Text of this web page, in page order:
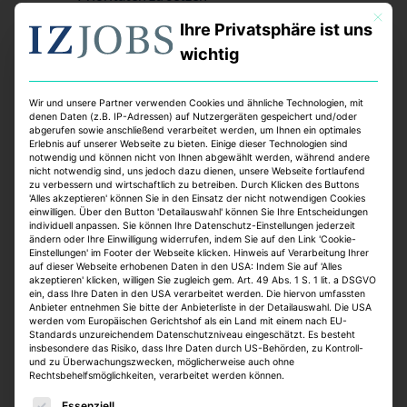
gegenüber Kunden sowie Kolleginnen und
Kollegen
Hohe Serviceorientierung, Belastbarkeit und
Qualitätsanspruch
Engagement und Flexibilität sowie
ausgeprägte organisatorische Fähigkeiten
Sehr gute Deutschkenntnisse in Wort und
Schrift
Sicherer Umgang mit dem PC, sehr gute MS-
Office-Kenntnisse (Word, Excel und
PowerPoint) sowie MS Explorer und Lotus
Notes; Englischkenntnisse sind von Vorteil
Benefits:
Bei uns erwarten Sie vielseitige Aufgaben, flache
Hierarchien und kurze Entscheidungswege,
attraktive Vergütung, vergünstigtes
Mit
Ihre Privatsphäre ist uns
wichtig
Wir und unsere Partner verwenden Cookies und ähnliche Technologien, mit
denen Daten (z.B. IP-Adressen) auf Nutzergeräten gespeichert und/oder
abgerufen sowie anschließend verarbeitet werden, um Ihnen ein optimales
Erlebnis auf unserer Webseite zu bieten. Einige dieser Technologien sind
notwendig und können nicht von Ihnen abgewählt werden, während andere
nicht notwendig sind, uns jedoch dazu dienen, unsere Webseite fortlaufend
zu verbessern und wirtschaftlich zu betreiben. Durch Klicken des Buttons
'Alles akzeptieren' können Sie in den Einsatz der nicht notwendigen Cookies
einwilligen. Über den Button 'Detailauswahl' können Sie Ihre Entscheidungen
individuell anpassen. Sie können Ihre Datenschutz-Einstellungen jederzeit
ändern oder Ihre Einwilligung widerrufen, indem Sie auf den Link 'Cookie-
Einstellungen' im Footer der Webseite klicken. Hinweis auf Verarbeitung Ihrer
auf dieser Webseite erhobenen Daten in den USA: Indem Sie auf 'Alles
akzeptieren' klicken, willigen Sie zugleich gem. Art. 49 Abs. 1 S. 1 lit. a DSGVO
ein, dass Ihre Daten in den USA verarbeitet werden. Die hiervon umfassten
Anbieter entnehmen Sie bitte der Anbieterliste in der Detailauswahl. Die USA
werden vom Europäischen Gerichtshof als ein Land mit einem nach EU-
Standards unzureichendem Datenschutzniveau eingeschätzt. Es besteht
insbesondere das Risiko, dass Ihre Daten durch US-Behörden, zu Kontroll-
und zu Überwachungszwecken, möglicherweise auch ohne
Rechtsbehelfsmöglichkeiten, verarbeitet werden können.
Es folgt eine Liste der Service-Gruppen, für die eine